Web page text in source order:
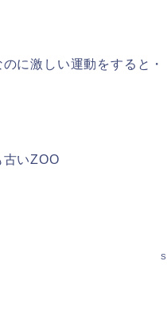
に激しい運動をすると・
いZOO